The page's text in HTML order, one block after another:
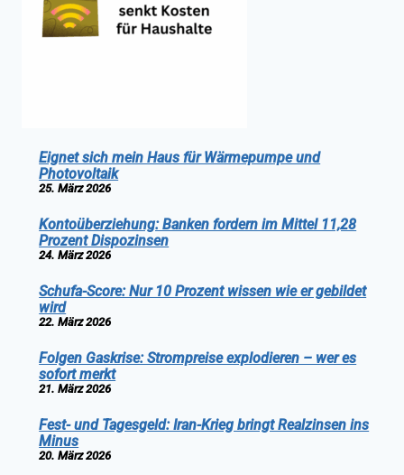
Eignet sich mein Haus für Wärmepumpe und
Photovoltaik
25. März 2026
Kontoüberziehung: Banken fordern im Mittel 11,28
Prozent Dispozinsen
24. März 2026
Schufa-Score: Nur 10 Prozent wissen wie er gebildet
wird
22. März 2026
Folgen Gaskrise: Strompreise explodieren – wer es
sofort merkt
21. März 2026
Fest- und Tagesgeld: Iran-Krieg bringt Realzinsen ins
Minus
20. März 2026